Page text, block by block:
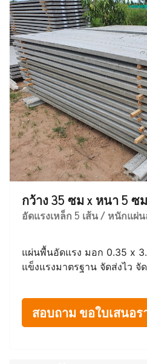
กว้าง 35 ซม x หนา 5 ซ
อัดแรงเหล็ก 5 เส้น / หนักแผ่
แผ่นพื้นอัดแรง มอก 0.35 x
แข็งแรงมาตรฐาน จัดส่งไว จั
สอบถาม ขอใบเสนอร